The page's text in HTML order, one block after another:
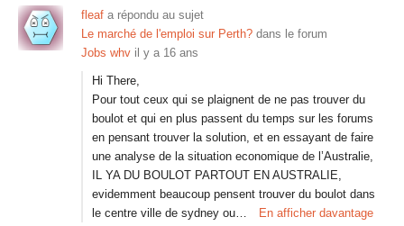
fleaf a répondu au sujet
Le marché de l'emploi sur Perth? dans le forum
Jobs whv il y a 16 ans
Hi There,
Pour tout ceux qui se plaignent de ne pas trouver du
boulot et qui en plus passent du temps sur les forums
en pensant trouver la solution, et en essayant de faire
une analyse de la situation economique de l’Australie,
IL YA DU BOULOT PARTOUT EN AUSTRALIE,
evidemment beaucoup pensent trouver du boulot dans
le centre ville de sydney ou…
En afficher davantage